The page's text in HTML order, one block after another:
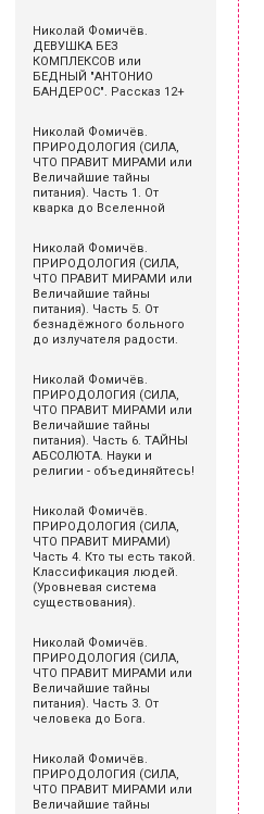
Николай Фомичёв.
ДЕВУШКА БЕЗ
КОМПЛЕКСОВ или
БЕДНЫЙ "АНТОНИО
БАНДЕРОС". Рассказ 12+
Николай Фомичёв.
ПРИРОДОЛОГИЯ (СИЛА,
ЧТО ПРАВИТ МИРАМИ или
Величайшие тайны
питания). Часть 1. От
кварка до Вселенной
Николай Фомичёв.
ПРИРОДОЛОГИЯ (СИЛА,
ЧТО ПРАВИТ МИРАМИ или
Величайшие тайны
питания). Часть 5. От
безнадёжного больного
до излучателя радости.
Николай Фомичёв.
ПРИРОДОЛОГИЯ (СИЛА,
ЧТО ПРАВИТ МИРАМИ или
Величайшие тайны
питания). Часть 6. ТАЙНЫ
АБСОЛЮТА. Науки и
религии - объединяйтесь!
Николай Фомичёв.
ПРИРОДОЛОГИЯ (СИЛА,
ЧТО ПРАВИТ МИРАМИ)
Часть 4. Кто ты есть такой.
Классификация людей.
(Уровневая система
существования).
Николай Фомичёв.
ПРИРОДОЛОГИЯ (СИЛА,
ЧТО ПРАВИТ МИРАМИ или
Величайшие тайны
питания). Часть 3. От
человека до Бога.
Николай Фомичёв.
ПРИРОДОЛОГИЯ (СИЛА,
ЧТО ПРАВИТ МИРАМИ или
Величайшие тайны